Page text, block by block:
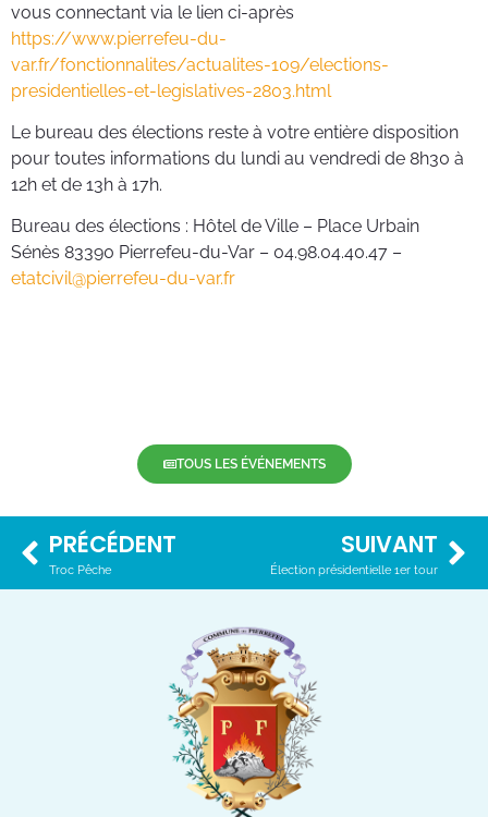
vous connectant via le lien ci-après
https://www.pierrefeu-du-
var.fr/fonctionnalites/actualites-109/elections-
presidentielles-et-legislatives-2803.html
Le bureau des élections reste à votre entière disposition
pour toutes informations du lundi au vendredi de 8h30 à
12h et de 13h à 17h.
Bureau des élections : Hôtel de Ville – Place Urbain
Sénès 83390 Pierrefeu-du-Var – 04.98.04.40.47 –
etatcivil@pierrefeu-du-var.fr
TOUS LES ÉVÉNEMENTS
PRÉCÉDENT
Troc Pêche
SUIVANT
Élection présidentielle 1er tour